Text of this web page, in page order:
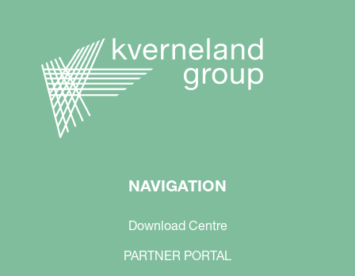
NAVIGATION
Download Centre
PARTNER PORTAL